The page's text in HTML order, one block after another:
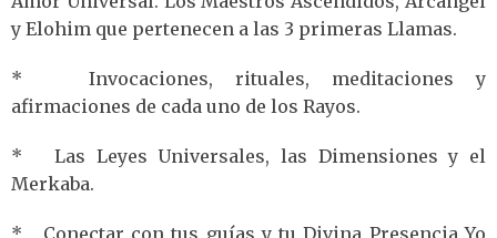
y Elohim que pertenecen a las 3 primeras Llamas.
* Invocaciones, rituales, meditaciones y
afirmaciones de cada uno de los Rayos.
* Las Leyes Universales, las Dimensiones y el
Merkaba.
* Conectar con tus guías y tu Divina Presencia Yo